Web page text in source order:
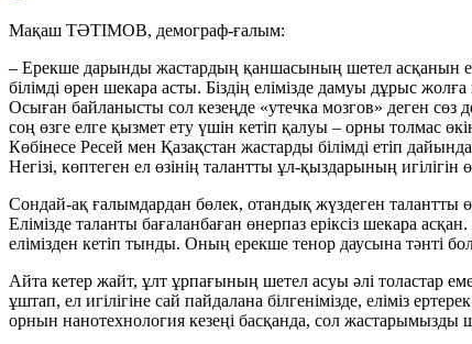
Мақаш ТӘТІМОВ, демограф-ғалым:
– Ерекше дарынды жастардың қаншасының шетел асқанын
білімді өрен шекара асты. Біздің елімізде дамуы дұрыс
Осыған байланысты сол кезеңде «утечка мозгов» деген
соң өзге елге қызмет ету үшін кетіп қалуы – орны толмас
Көбінесе Ресей мен Қазақстан жастарды білімді етіп
Негізі, көптеген ел өзінің талантты ұл-қыз­дарының
Сондай-ақ ғалымдардан бөлек, отан­дық жүздеген талантты
Елімізде таланты бағаланбаған өнерпаз еріксіз шекара
елімізден кетіп тынды. Оның ерекше тенор даусына тәнті
Айта кетер жайт, ұлт ұрпағының шетел асуы әлі толастар
ұштап, ел игілігіне сай пайдалана білгенімізде, еліміз
орнын нанотехнология кезеңі басқанда, сол